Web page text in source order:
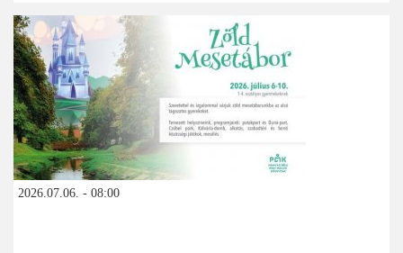
2026.07.06. - 08:00